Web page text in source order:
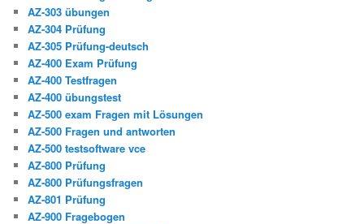
AZ-303 übungen
AZ-304 Prüfung
AZ-305 Prüfung-deutsch
AZ-400 Exam Prüfung
AZ-400 Testfragen
AZ-400 übungstest
AZ-500 exam Fragen mit Lösungen
AZ-500 Fragen und antworten
AZ-500 testsoftware vce
AZ-800 Prüfung
AZ-800 Prüfungsfragen
AZ-801 Prüfung
AZ-900 Fragebogen